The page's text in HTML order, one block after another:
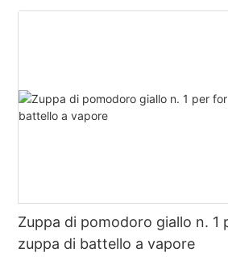
Zuppa di pomodoro giallo n. 1
zuppa di battello a vapore